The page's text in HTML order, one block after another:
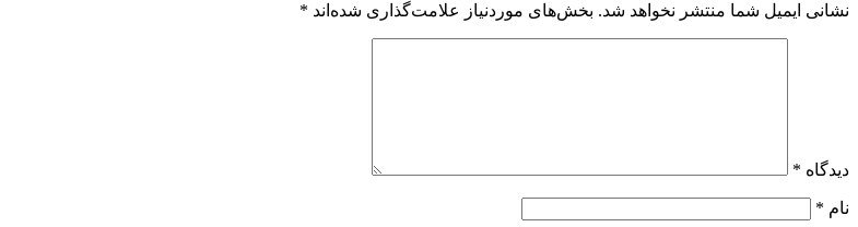
نشانی ایمیل شما منتشر نخواهد شد. بخش‌های موردنیاز علامت‌گذاری شده‌اند *
دیدگاه *
نام *